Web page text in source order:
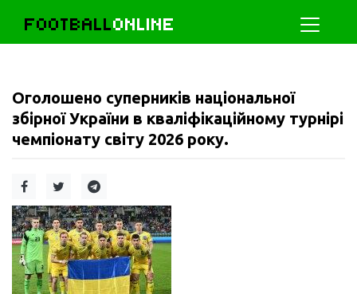
FOOTBALLONLINE
Оголошено суперників національної
збірної України в кваліфікаційному турнірі
чемпіонату світу 2026 року.